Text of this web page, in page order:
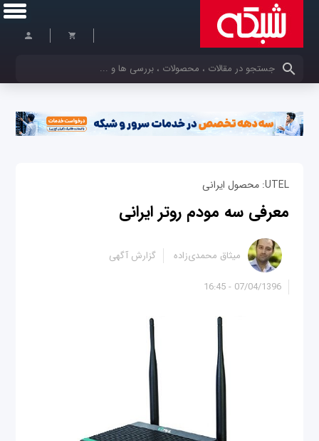
کلمات کلیدی خود را وارد کنید
UTEL: محصول ایرانی
معرفی سه مودم روتر ایرانی
07/04/1396 - 16:45
میثاق محمدی‌زاده گزارش آگهی